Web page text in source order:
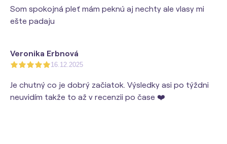
Som spokojná pleť mám peknú aj nechty ale vlasy mi
ešte padaju
Veronika Erbnová
16.12.2025
Je chutný co je dobrý začiatok. Výsledky asi po týždni
neuvidím takže to až v recenzii po čase ❤️